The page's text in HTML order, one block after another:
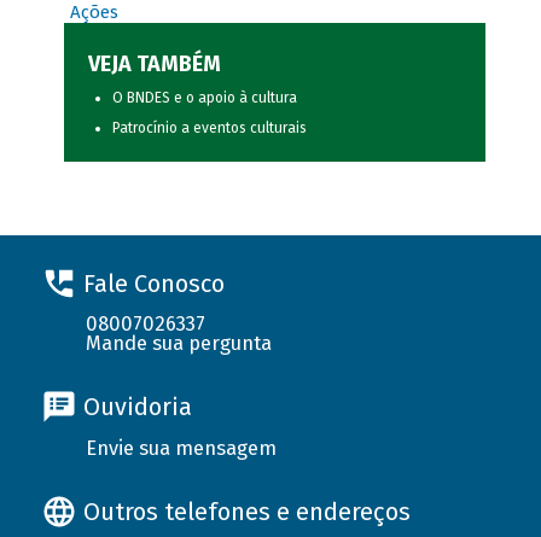
Ações
VEJA TAMBÉM
O BNDES e o apoio à cultura
Patrocínio a eventos culturais
Fale Conosco
08007026337
Mande sua pergunta
Ouvidoria
Envie sua mensagem
Outros telefones e endereços